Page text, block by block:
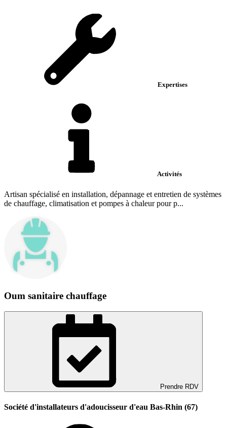
Expertises
Activités
Artisan spécialisé en installation, dépannage et entretien de systèmes
de chauffage, climatisation et pompes à chaleur pour p...
Oum sanitaire chauffage
Prendre RDV
Société d'installateurs d'adoucisseur d'eau Bas-Rhin (67)